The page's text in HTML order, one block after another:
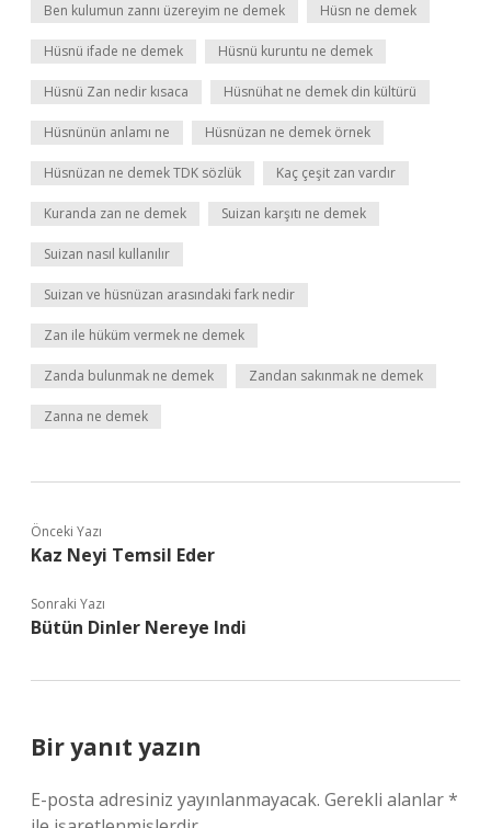
Ben kulumun zannı üzereyim ne demek Hüsn ne demek
Hüsnü ifade ne demek Hüsnü kuruntu ne demek
Hüsnü Zan nedir kısaca Hüsnühat ne demek din kültürü
Hüsnünün anlamı ne Hüsnüzan ne demek örnek
Hüsnüzan ne demek TDK sözlük Kaç çeşit zan vardır
Kuranda zan ne demek Suizan karşıtı ne demek
Suizan nasıl kullanılır
Suizan ve hüsnüzan arasındaki fark nedir
Zan ile hüküm vermek ne demek
Zanda bulunmak ne demek Zandan sakınmak ne demek
Zanna ne demek
Önceki Yazı
Kaz Neyi Temsil Eder
Sonraki Yazı
Bütün Dinler Nereye Indi
Bir yanıt yazın
E-posta adresiniz yayınlanmayacak. Gerekli alanlar*